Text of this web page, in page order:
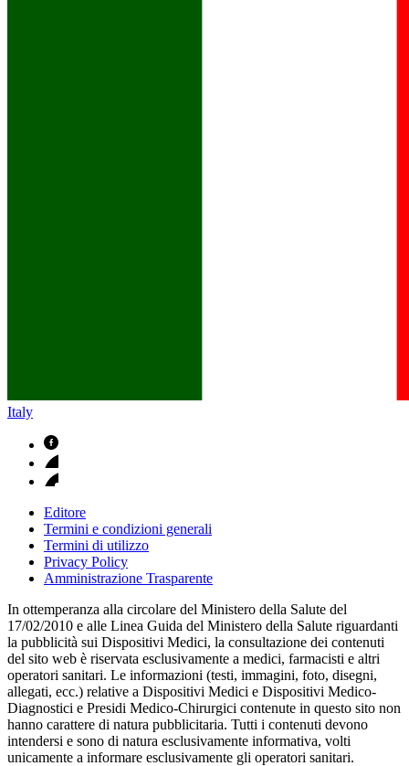
Italy
Editore
Termini e condizioni generali
Termini di utilizzo
Privacy Policy
Amministrazione Trasparente
In ottemperanza alla circolare del Ministero della Salute del
17/02/2010 e alle Linea Guida del Ministero della Salute riguardanti
la pubblicità sui Dispositivi Medici, la consultazione dei contenuti
del sito web è riservata esclusivamente a medici, farmacisti e altri
operatori sanitari. Le informazioni (testi, immagini, foto, disegni,
allegati, ecc.) relative a Dispositivi Medici e Dispositivi Medico-
Diagnostici e Presidi Medico-Chirurgici contenute in questo sito non
hanno carattere di natura pubblicitaria. Tutti i contenuti devono
intendersi e sono di natura esclusivamente informativa, volti
unicamente a informare esclusivamente gli operatori sanitari.